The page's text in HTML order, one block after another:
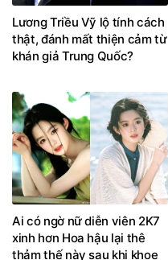
Lương Triều Vỹ lộ tính cách
thật, đánh mất thiện cảm từ
khán giả Trung Quốc?
Ai có ngờ nữ diễn viên 2K7
xinh hơn Hoa hậu lại thê
thảm thế này sau khi khoe